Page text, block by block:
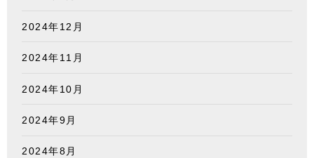
2024年12月
2024年11月
2024年10月
2024年9月
2024年8月